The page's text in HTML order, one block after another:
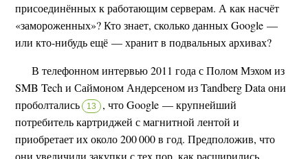
присоединённых к работающим серверам. А как насчёт
«замороженных»? Кто знает, сколько данных Google —
или кто-нибудь ещё — хранит в подвальных архивах?
В телефонном интервью 2011 года с Полом Мэхом из
SMB Tech и Саймоном Андерсеном из Tandberg Data они
проболтались
13 , что Google — крупнейший
потребитель картриджей с магнитной лентой и
приобретает их около 200 000 в год. Предположив, что
они увеличили закупки с тех пор, как расширились,